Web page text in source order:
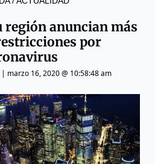
región anuncian más
por
marzo 16, 2020 @ 10:58:48 am